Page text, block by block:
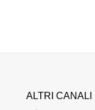
ALTRI CANALI